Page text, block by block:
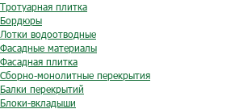
Тротуарная плитка
Бордюры
Лотки водоотводные
Фасадные материалы
Фасадная плитка
Сборно-монолитные перекрытия
Балки перекрытий
Блоки-вкладыши